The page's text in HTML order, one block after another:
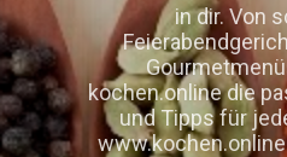
in dir. Von
kochen.online die
und Tipps für